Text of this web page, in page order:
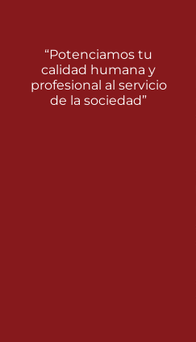
“Potenciamos tu
calidad humana y
profesional al servicio
de la sociedad”